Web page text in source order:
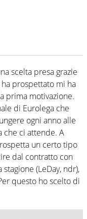
scelta presa grazie
prospettato mi ha
prima motivazione.
di Eurolega che
ogni anno alle
che ci attende. A
un certo tipo
dal contratto con
(LeDay, ndr),
questo ho scelto di